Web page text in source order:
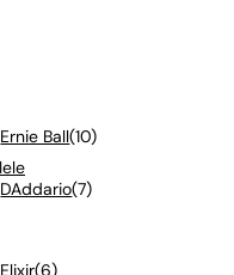
Ernie Ball(10)
DAddario(7)
Elixir(6)